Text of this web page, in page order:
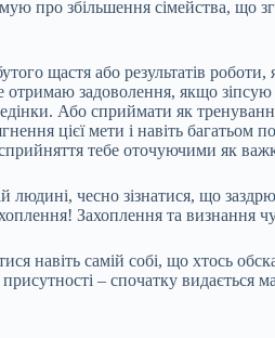
про збільшення сімейства,
щастя або результатів
задоволення, якщо
Або сприймати як
цієї мети і навіть
тебе оточуючими як
людині, чесно зізнатися, що
Захоплення та визнання
навіть самій собі, що хтось
– спочатку